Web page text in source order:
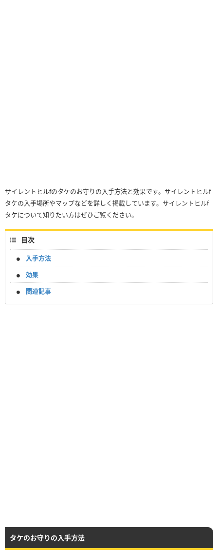
サイレントヒルfのタケのお守りの入手方法と効果です。サイレントヒルf
タケの入手場所やマップなどを詳しく掲載しています。サイレントヒルf
タケについて知りたい方はぜひご覧ください。
目次
入手方法
効果
関連記事
タケのお守りの入手方法